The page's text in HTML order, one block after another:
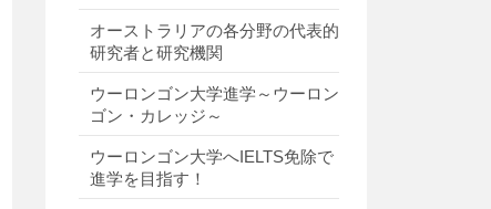
オーストラリアの各分野の代表的
研究者と研究機関
ウーロンゴン大学進学～ウーロン
ゴン・カレッジ～
ウーロンゴン大学へIELTS免除で
進学を目指す！